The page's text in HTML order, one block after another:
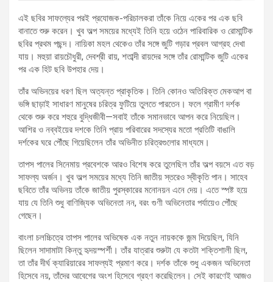
এই ছবির সাফল্যের পরই প্রযোজক-পরিচালকরা তাঁকে নিয়ে একের পর এক ছবি
বানাতে শুরু করেন। খুব অল্প সময়ের মধ্যেই তিনি হয়ে ওঠেন পারিবারিক ও রোমান্টিক
ছবির প্রথম পছন্দ। নায়িকা মহল থেকেও তাঁর সঙ্গে জুটি গড়ার প্রবল আগ্রহ দেখা
যায়। মহুয়া রায়চৌধুরী, দেবশ্রী রায়, শতাব্দী রায়দের সঙ্গে তাঁর রোমান্টিক জুটি একের
পর এক হিট ছবি উপহার দেয়।
তাঁর অভিনয়ের ধরণ ছিল অত্যন্ত প্রাকৃতিক। তিনি কোনও অতিরিক্ত মেকআপ বা
ভঙ্গি ছাড়াই সাধারণ মানুষের চরিত্র ফুটিয়ে তুলতে পারতেন। ফলে গ্রামীণ দর্শক
থেকে শুরু করে শহুরে বুদ্ধিজীবী—সবাই তাঁকে সমানভাবে আপন করে নিয়েছিল।
আশির ও নব্বইয়ের দশকে তিনি প্রায় পরিবারের সদস্যের মতো প্রতিটি বাঙালি
দর্শকের ঘরে পৌঁছে গিয়েছিলেন তাঁর অভিনীত চরিত্রগুলোর মাধ্যমে।
তাপস পালের সিনেমায় প্রবেশকে আরও বিশেষ করে তুলেছিল তাঁর অল্প বয়সে এত বড়
সাফল্য অর্জন। খুব অল্প সময়ের মধ্যে তিনি জাতীয় স্তরেও স্বীকৃতি পান। সাহেব
ছবিতে তাঁর অভিনয় তাঁকে জাতীয় পুরস্কারের মনোনয়ন এনে দেয়। এতে স্পষ্ট হয়ে
যায় যে তিনি শুধু বাণিজ্যিক অভিনেতা নন, বরং গুণী অভিনেতার পর্যায়েও পৌঁছে
গেছেন।
বাংলা চলচ্চিত্রে তাপস পালের অভিষেক এক নতুন নায়ককে জন্ম দিয়েছিল, যিনি
ছিলেন সাদামাটা কিন্তু হৃদয়স্পর্শী। তাঁর যাত্রার শুরুটা যে কতটা শক্তিশালী ছিল,
তা তাঁর দীর্ঘ ক্যারিয়ারের সাফল্যই প্রমাণ করে। দর্শক তাঁকে শুধু একজন অভিনেতা
হিসেবে নয়, তাঁদের আবেগের অংশ হিসেবে গ্রহণ করেছিলেন। সেই কারণেই আজও